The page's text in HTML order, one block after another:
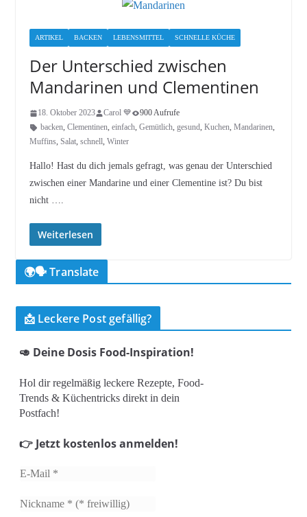
ARTIKEL BACKEN LEBENSMITTEL SCHNELLE KÜCHE
Der Unterschied zwischen
Mandarinen und Clementinen
18. Oktober 2023 Carol 💙
900 Aufrufe
backen, Clementinen, einfach, Gemütlich, gesund, Kuchen, Mandarinen,
Muffins, Salat, schnell, Winter
Hallo! Hast du dich jemals gefragt, was genau der Unterschied
zwischen einer Mandarine und einer Clementine ist? Du bist
nicht ….
Weiterlesen
🌍🗣️ Translate
📩 Leckere Post gefällig?
🥑 Deine Dosis Food-Inspiration!
Hol dir regelmäßig leckere Rezepte, Food-
Trends & Küchentricks direkt in dein
Postfach!
👉 Jetzt kostenlos anmelden!